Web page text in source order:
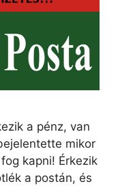
a pénz, van
mikor
kapni! Érkezik
a postán, és